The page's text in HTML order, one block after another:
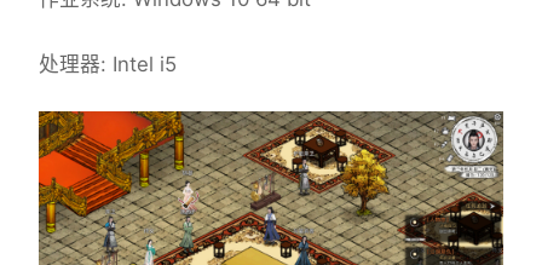
处理器: Intel i5